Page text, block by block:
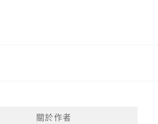
關於作者